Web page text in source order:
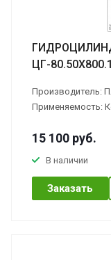
ЦГ-
Производитель:
Применяемость:
15 100 руб.
В наличии
Заказать